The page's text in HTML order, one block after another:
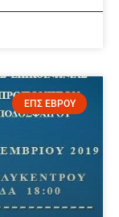
ΕΠΣ ΕΒΡΟΥ